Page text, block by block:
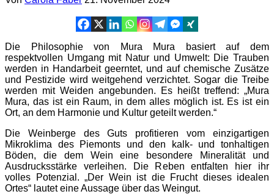
Die Philosophie von Mura Mura basiert auf dem
respektvollen Umgang mit Natur und Umwelt: Die Trauben
werden in Handarbeit geerntet, und auf chemische Zusätze
und Pestizide wird weitgehend verzichtet. Sogar die Treibe
werden mit Weiden angebunden. Es heißt treffend: „Mura
Mura, das ist ein Raum, in dem alles möglich ist. Es ist ein
Ort, an dem Harmonie und Kultur geteilt werden.“
Die Weinberge des Guts profitieren vom einzigartigen
Mikroklima des Piemonts und den kalk- und tonhaltigen
Böden, die dem Wein eine besondere Mineralität und
Ausdrucksstärke verleihen. Die Reben entfalten hier ihr
volles Potenzial. „Der Wein ist die Frucht dieses idealen
Ortes“ lautet eine Aussage über das Weingut.